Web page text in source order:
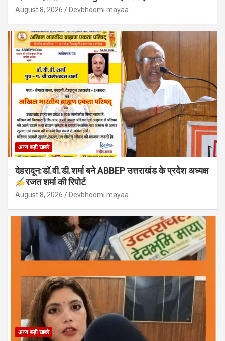
August 8, 2026 Devbhoomi mayaa
अन्य बड़ी खबरे
देहरादून:डॉ.वी.डी.शर्मा बने ABBEP उत्तराखंड के प्रदेश अध्यक्ष
रजत शर्मा की रिपोर्ट
August 8, 2026 Devbhoomi mayaa
अन्य बड़ी खबरे